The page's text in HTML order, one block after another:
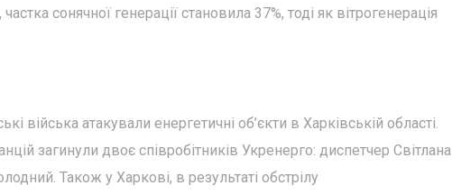
сонячної генерації становила 37%, тоді як вітрогенерація
війська атакували енергетичні об’єкти в Харківській області.
загинули двоє співробітників Укренерго: диспетчер Світлана
Також у Харкові, в результаті обстрілу